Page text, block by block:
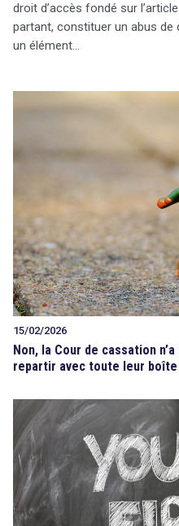
15/02/2026
Non, la Cour de cassation
repartir avec toute leur boîte
droit d’accès fondé sur
partant, constituer un abus
un élément…